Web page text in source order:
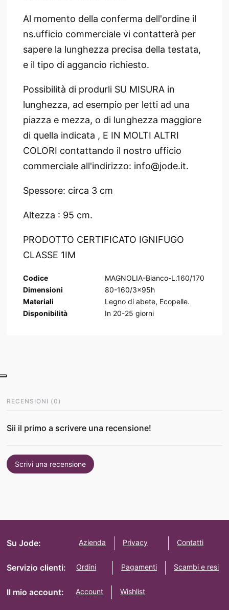
Al momento della conferma dell'ordine il
ns.ufficio commerciale vi contatterà per
sapere la lunghezza precisa della testata,
e il tipo di aggancio richiesto.
Possibilità di produrli SU MISURA in
lunghezza, ad esempio per letti ad una
piazza e mezza, o di lunghezza maggiore
di quella indicata , E IN MOLTI ALTRI
COLORI contattando il nostro ufficio
commerciale all'indirizzo: info@jode.it.
Spessore: circa 3 cm
Altezza : 95 cm.
PRODOTTO CERTIFICATO IGNIFUGO
CLASSE 1IM
Codice
MAGNOLIA-Bianco-L.160/170
Dimensioni
80-160/3x95h
Materiali
Legno di abete, Ecopelle.
Disponibilità
In 20-25 giorni
RECENSIONI (0 )
Sii il primo a scrivere una recensione!
Scrivi una recensione
Su Jode: Azienda Privacy Contatti
Servizio clienti: Ordini Pagamenti Scambi e resi
Il mio account: Account Wishlist